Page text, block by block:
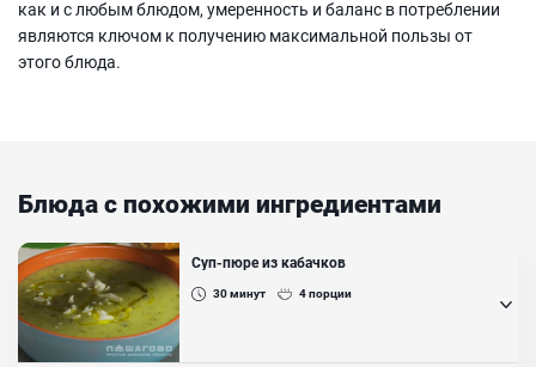
как и с любым блюдом, умеренность и баланс в потреблении
являются ключом к получению максимальной пользы от
этого блюда.
Блюда с похожими ингредиентами
Суп-пюре из кабачков
30минут 4порции